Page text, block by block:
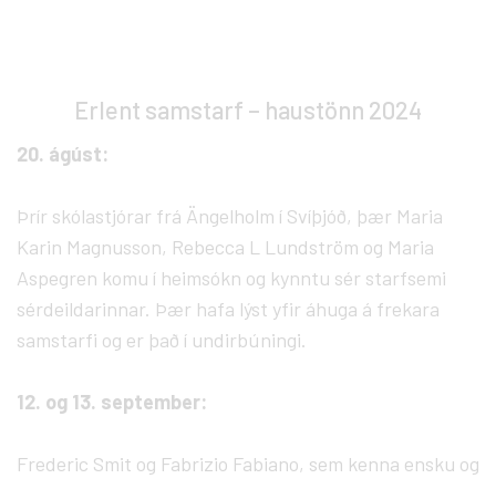
Erlent samstarf – haustönn 2024
20. ágúst:
Þrír skólastjórar frá Ängelholm í Svíþjóð, þær Maria
Karin Magnusson, Rebecca L Lundström og Maria
Aspegren komu í heimsókn og kynntu sér starfsemi
sérdeildarinnar. Þær hafa lýst yfir áhuga á frekara
samstarfi og er það í undirbúningi.
12. og 13. september:
Frederic Smit og Fabrizio Fabiano, sem kenna ensku og